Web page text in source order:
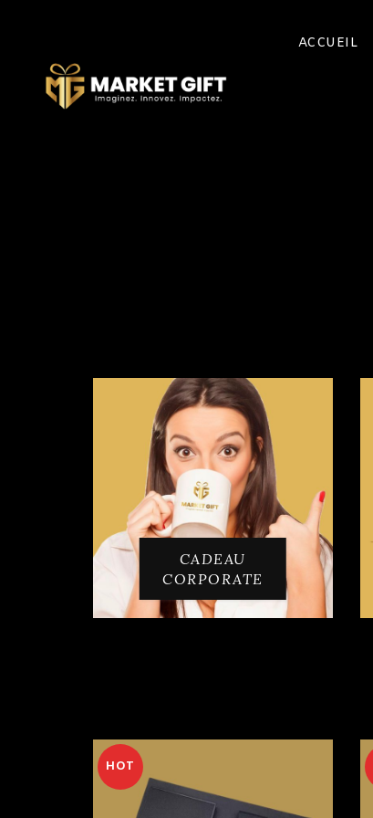
ACCUEIL
CADEAU
CORPORATE
HOT